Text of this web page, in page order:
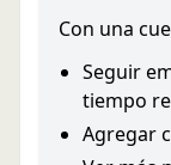
Con una
Seguir
tiempo
Agregar